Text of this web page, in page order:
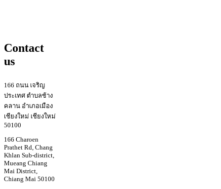
Contact
us
166 ถนน เจริญ
ประเทศ ตำบลช้าง
คลาน อำเภอเมือง
เชียงใหม่ เชียงใหม่
50100
166 Charoen
Prathet Rd, Chang
Khlan Sub-district,
Mueang Chiang
Mai District,
Chiang Mai 50100